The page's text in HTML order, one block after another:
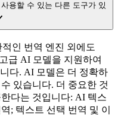
용할 수 있는 다른 도구가 있
적인 번역 엔진 외에도
급 AI 모델을 지원하여
다. AI 모델은 더 정확하
있습니다. 더 중요한 것
다는 것입니다: AI 텍스
; 텍스트 선택 번역 및 이